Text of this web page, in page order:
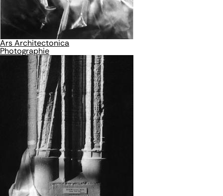
Ars Architectonica
Photographie